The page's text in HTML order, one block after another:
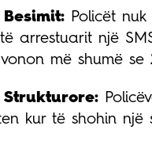
Policët
arrestuarit një
më shumë
Strukturore:
kur të shohin një